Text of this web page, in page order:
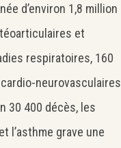
d’environ 1,8 million
et
respiratoires, 160
neurovasculaires
30 400 décès, les
l’asthme grave une